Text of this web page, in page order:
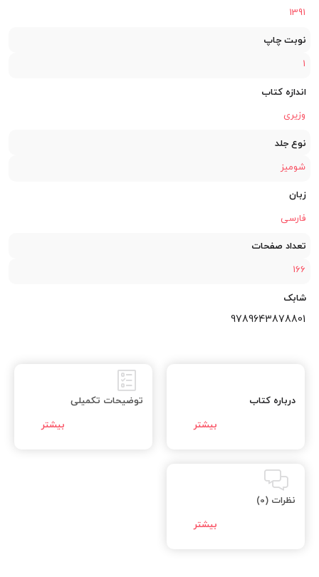
1391
نوبت چاپ
1
اندازه کتاب
وزیری
نوع جلد
شومیز
زبان
فارسی
تعداد صفحات
166
شابک
9789643878801
درباره کتاب توضیحات تکمیلی
نظرات (0)